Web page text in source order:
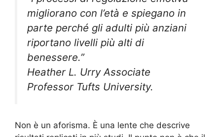
migliorano con l’età e spiegano in
parte perché gli adulti più anziani
riportano livelli più alti di
benessere.”
Heather L. Urry Associate
Professor Tufts University.
Non è un aforisma. È una lente che descrive